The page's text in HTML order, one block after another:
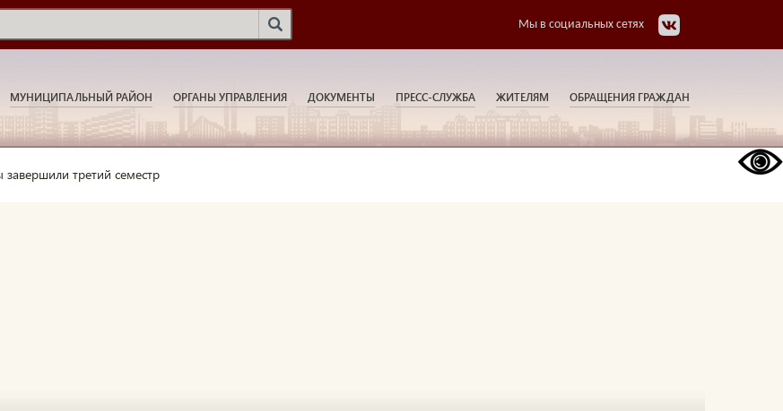
Мы в социальных сетях
МУНИЦИПАЛЬНЫЙ РАЙОН ОРГАНЫ УПРАВЛЕНИЯ ДОКУМЕНТЫ ПРЕСС-СЛУЖБА ЖИТЕЛЯМ ОБРАЩЕНИЯ ГРАЖДАН
третий семестр